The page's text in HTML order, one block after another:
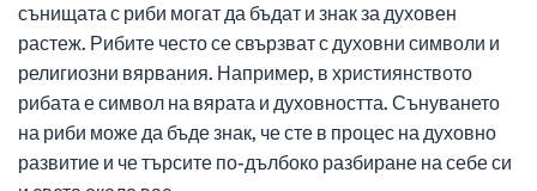
сънищата с риби могат да бъдат и знак за духовен
растеж. Рибите често се свързват с духовни символи и
религиозни вярвания. Например, в християнството
рибата е символ на вярата и духовността. Сънуването
на риби може да бъде знак, че сте в процес на духовно
развитие и че търсите по-дълбоко разбиране на себе си